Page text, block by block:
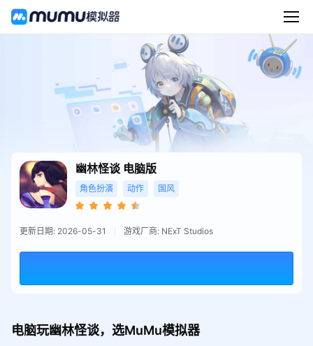
幽林怪谈 电脑版
角色扮演 动作 国风
更新日期: 2026-05-31 游戏厂商: NExT Studios
电脑玩幽林怪谈，选MuMu模拟器